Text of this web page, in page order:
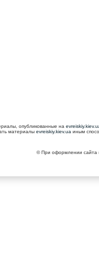
опубликованные на
материалыevreiskiy.kiev.ua иным
© При оформлении сайта